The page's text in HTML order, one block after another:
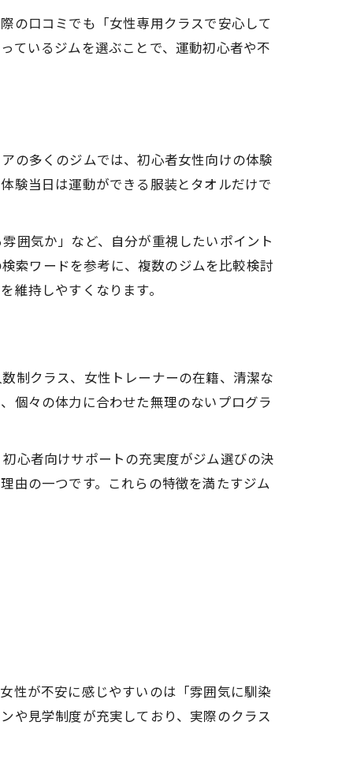
の口コミでも「女性専用クラスで安心して
ているジムを選ぶことで、運動初心者や不
の多くのジムでは、初心者女性向けの体験
験当日は運動ができる服装とタオルだけで
囲気か」など、自分が重視したいポイント
索ワードを参考に、複数のジムを比較検討
維持しやすくなります。
制クラス、女性トレーナーの在籍、清潔な
個々の体力に合わせた無理のないプログラ
心者向けサポートの充実度がジム選びの決
由の一つです。これらの特徴を満たすジム
性が不安に感じやすいのは「雰囲気に馴染
や見学制度が充実しており、実際のクラス